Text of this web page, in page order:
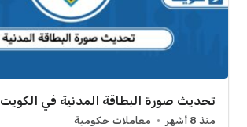
تحديث صورة البطاقة المدنية في الكويت 2026
منذ 8 أشهر معاملات حكومية